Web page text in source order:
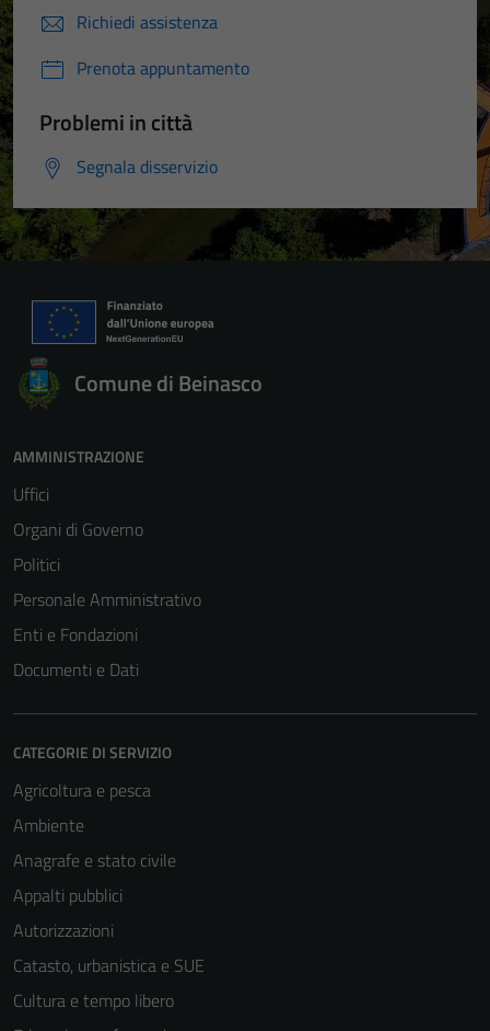
Richiedi assistenza
Prenota appuntamento
Problemi in città
Segnala disservizio
Comune di Beinasco
AMMINISTRAZIONE
Uffici
Organi di Governo
Politici
Personale Amministrativo
Enti e Fondazioni
Documenti e Dati
CATEGORIE DI SERVIZIO
Agricoltura e pesca
Ambiente
Anagrafe e stato civile
Appalti pubblici
Autorizzazioni
Catasto, urbanistica e SUE
Cultura e tempo libero